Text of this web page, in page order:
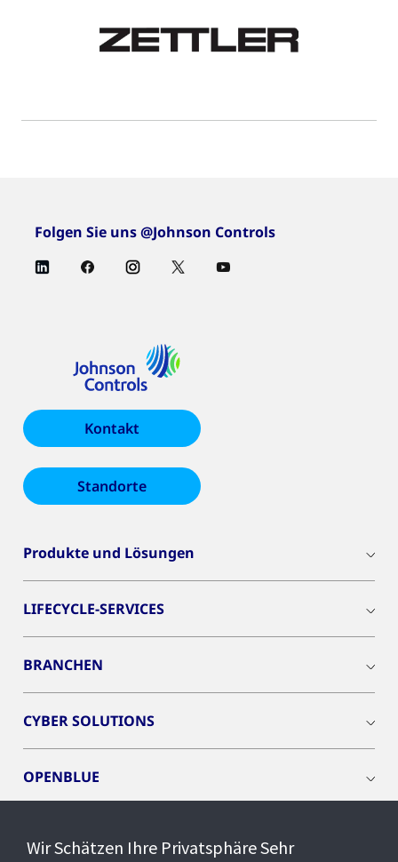
Folgen Sie uns @Johnson Controls
Kontakt
Standorte
Produkte und Lösungen
LIFECYCLE-SERVICES
BRANCHEN
CYBER SOLUTIONS
OPENBLUE
Wir Schätzen Ihre Privatsphäre Sehr